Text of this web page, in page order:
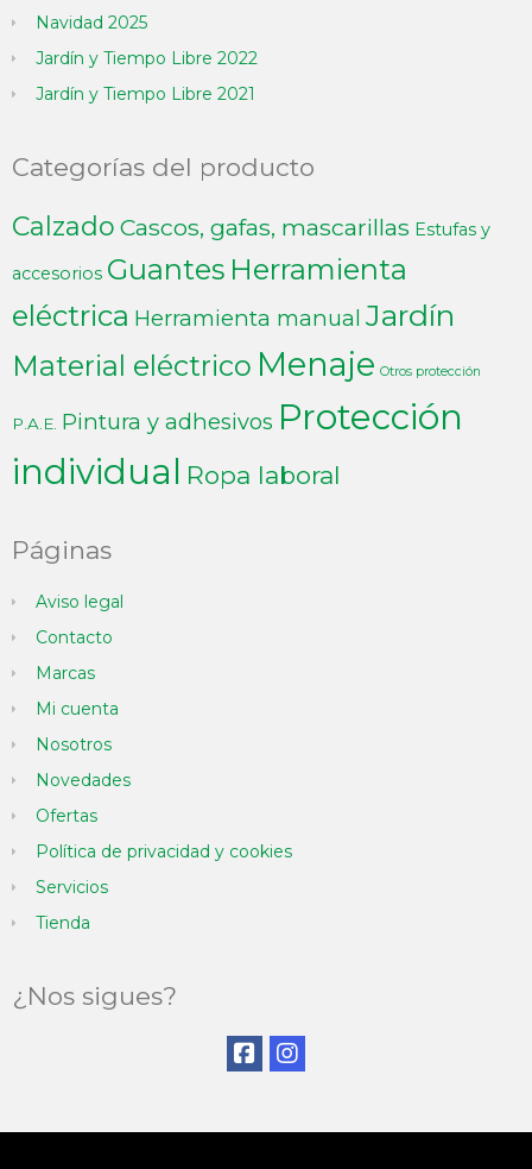
Navidad 2025
Jardín y Tiempo Libre 2022
Jardín y Tiempo Libre 2021
Categorías del producto
Calzado Cascos, gafas, mascarillas Estufas y
accesorios Guantes Herramienta
eléctrica Herramienta manual Jardín
Material eléctrico Menaje Otros protección
P.A.E. Pintura y adhesivos Protección
individual Ropa laboral
Páginas
Aviso legal
Contacto
Marcas
Mi cuenta
Nosotros
Novedades
Ofertas
Política de privacidad y cookies
Servicios
Tienda
¿Nos sigues?